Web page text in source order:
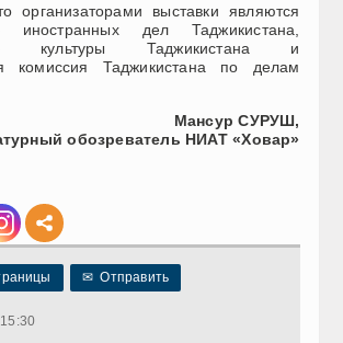
организаторами выставки являются
иностранных дел Таджикистана,
культуры Таджикистана и
комиссия Таджикистана по делам
Мансур СУРУШ,
обозреватель НИАТ «Ховар»
✉ Отправить